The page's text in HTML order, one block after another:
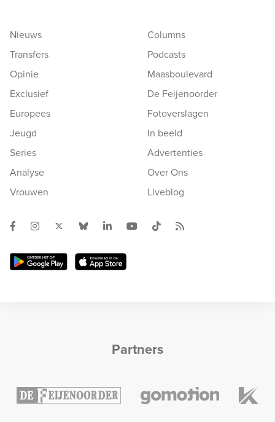
Nieuws
Transfers
Opinie
Exclusief
Europees
Jeugd
Series
Analyse
Vrouwen
Columns
Podcasts
Maasboulevard
De Feijenoorder
Fotoverslagen
In beeld
Advertenties
Over Ons
Liveblog
Partners